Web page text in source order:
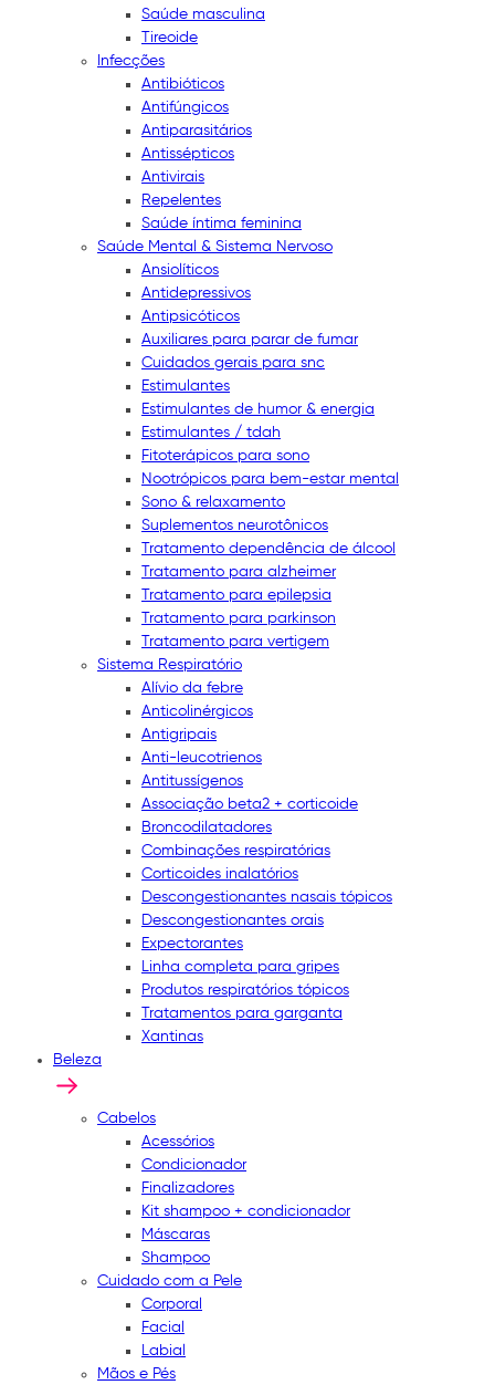
Saúde masculina
Tireoide
Infecções
Antibióticos
Antifúngicos
Antiparasitários
Antissépticos
Antivirais
Repelentes
Saúde íntima feminina
Saúde Mental & Sistema Nervoso
Ansiolíticos
Antidepressivos
Antipsicóticos
Auxiliares para parar de fumar
Cuidados gerais para snc
Estimulantes
Estimulantes de humor & energia
Estimulantes / tdah
Fitoterápicos para sono
Nootrópicos para bem-estar mental
Sono & relaxamento
Suplementos neurotônicos
Tratamento dependência de álcool
Tratamento para alzheimer
Tratamento para epilepsia
Tratamento para parkinson
Tratamento para vertigem
Sistema Respiratório
Alívio da febre
Anticolinérgicos
Antigripais
Anti-leucotrienos
Antitussígenos
Associação beta2 + corticoide
Broncodilatadores
Combinações respiratórias
Corticoides inalatórios
Descongestionantes nasais tópicos
Descongestionantes orais
Expectorantes
Linha completa para gripes
Produtos respiratórios tópicos
Tratamentos para garganta
Xantinas
Beleza
Cabelos
Acessórios
Condicionador
Finalizadores
Kit shampoo + condicionador
Máscaras
Shampoo
Cuidado com a Pele
Corporal
Facial
Labial
Mãos e Pés